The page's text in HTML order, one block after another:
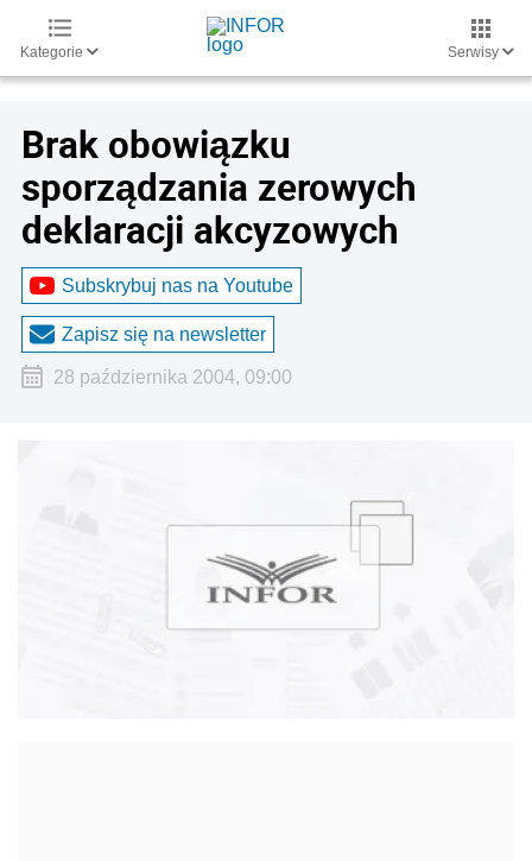
Kategorie Serwisy
Brak obowiązku
sporządzania zerowych
deklaracji akcyzowych
Subskrybuj nas na Youtube
Zapisz się na newsletter
28 października 2004, 09:00